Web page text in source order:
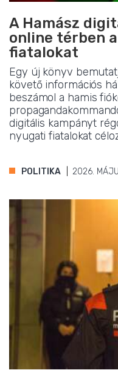
A Hamász
online térben
fiatalokat
Egy új könyv
követő információs
beszámol a hamis
digitális kampányt
nyugati fiatalokat
POLITIKA 2026.